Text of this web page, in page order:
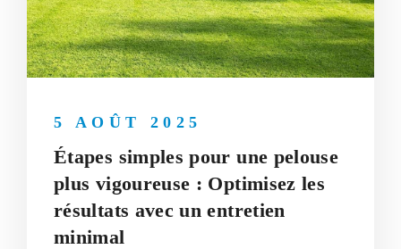
Étapes simples pour une pelouse
plus vigoureuse : Optimisez les
résultats avec un entretien
minimal
5 AOÛT 2025